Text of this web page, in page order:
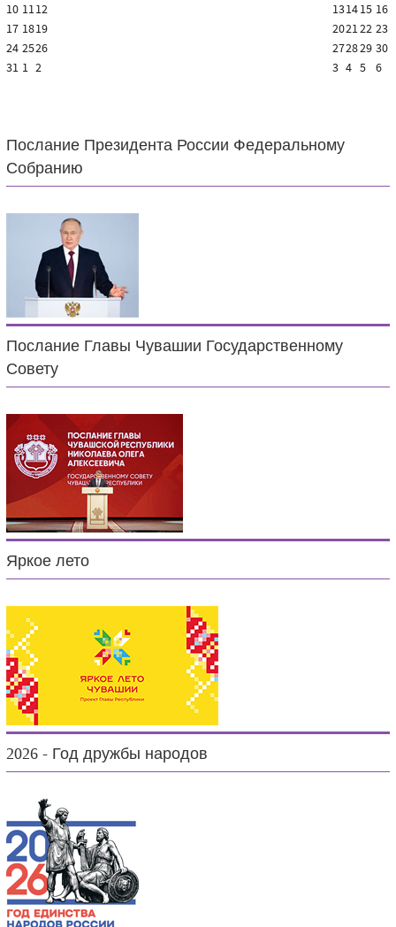
10 1112 131415 16
17 1819 202122 23
24 2526 272829 30
31 1 2 3 4 5 6
Послание Президента России Федеральному
Собранию
Послание Главы Чувашии Государственному
Совету
Яркое лето
2026 - Год дружбы народов